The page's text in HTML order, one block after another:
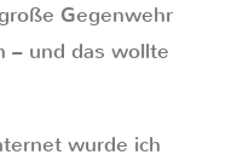
Gegenwehr
– und das wollte
wurde ich